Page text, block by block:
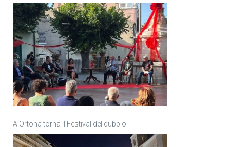
A Ortona torna il Festival del dubbio